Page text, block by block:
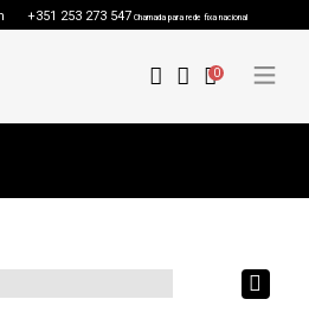
+351 253 273 547 Chamada para rede fixa nacional
0